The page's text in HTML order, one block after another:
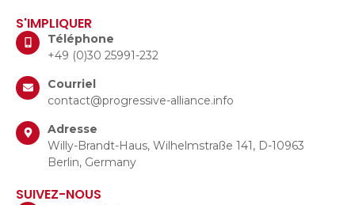
S'IMPLIQUER
Téléphone
+49 (0)30 25991-232
Courriel
contact@progressive-alliance.info
Adresse
Willy-Brandt-Haus, Wilhelmstraße 141, D-10963
Berlin, Germany
SUIVEZ-NOUS